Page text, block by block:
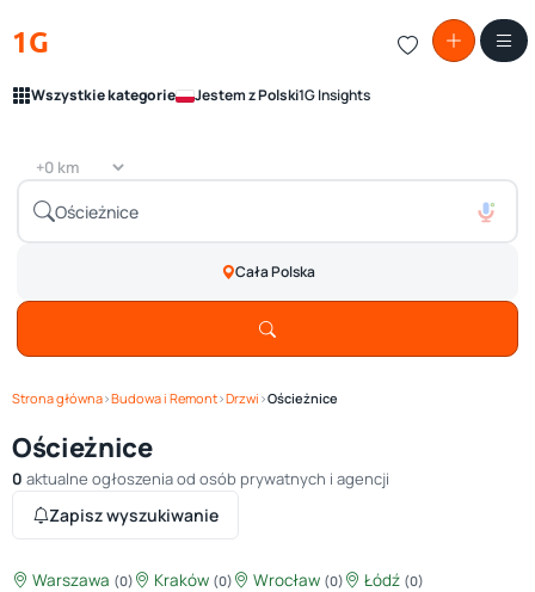
1G
Wszystkie kategorie Jestem z Polski1G Insights
Cała Polska
Strona główna›Budowa i Remont›Drzwi ›Ościeżnice
Ościeżnice
0 aktualne ogłoszenia od osób prywatnych i agencji
Zapisz wyszukiwanie
Warszawa (0) Kraków (0) Wrocław (0) Łódź (0)